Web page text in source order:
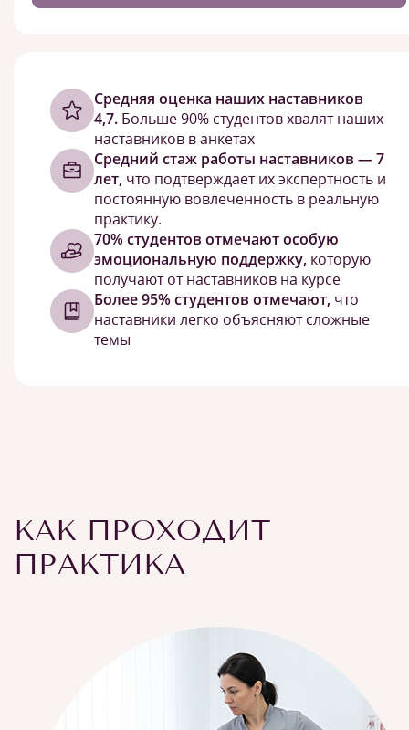
Cредняя оценка наших наставников
4,7. Больше 90% студентов хвалят наших
наставников в анкетах
Средний стаж работы наставников — 7
лет, что подтверждает их экспертность и
постоянную вовлеченность в реальную
практику.
70% студентов отмечают особую
эмоциональную поддержку, которую
получают от наставников на курсе
Более 95% студентов отмечают, что
наставники легко объясняют сложные
темы
КАК ПРОХОДИТ
ПРАКТИКА